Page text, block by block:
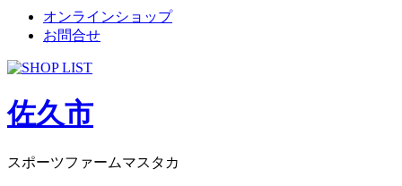
オンラインショップ
お問合せ
佐久市
スポーツファームマスタカ